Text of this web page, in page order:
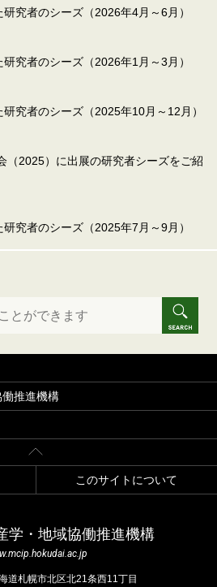
究者のシーズ（2026年4月～6月）
究者のシーズ（2026年1月～3月）
究者のシーズ（2025年10月～12月）
（2025）に出展の研究者シーズをご紹
究者のシーズ（2025年7月～9月）
推進機構
このサイトについて
学・地域協働推進機構
道札幌市北区北21条⻄11丁⽬